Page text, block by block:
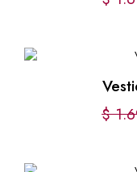
$